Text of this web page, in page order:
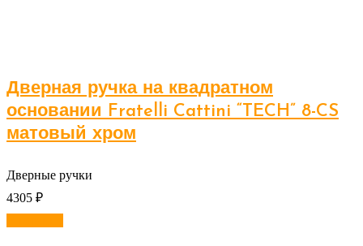
Дверная ручка на квадратном
основании Fratelli Cattini “TECH” 8-CS
матовый хром
Дверные ручки
4305 ₽